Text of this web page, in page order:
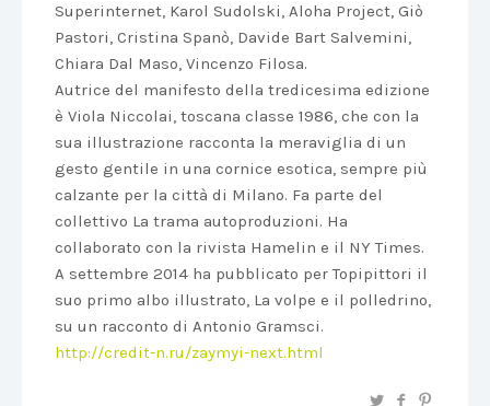
Superinternet, Karol Sudolski, Aloha Project, Giò
Pastori, Cristina Spanò, Davide Bart Salvemini,
Chiara Dal Maso, Vincenzo Filosa.
Autrice del manifesto della tredicesima edizione
è Viola Niccolai, toscana classe 1986, che con la
sua illustrazione racconta la meraviglia di un
gesto gentile in una cornice esotica, sempre più
calzante per la città di Milano. Fa parte del
collettivo La trama autoproduzioni. Ha
collaborato con la rivista Hamelin e il NY Times.
A settembre 2014 ha pubblicato per Topipittori il
suo primo albo illustrato, La volpe e il polledrino,
su un racconto di Antonio Gramsci.
http://credit-n.ru/zaymyi-next.html